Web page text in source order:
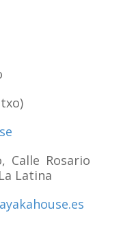
Calle Rosario
Latina